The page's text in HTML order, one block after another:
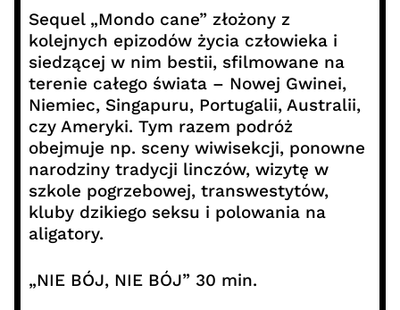
Sequel „Mondo cane” złożony z
kolejnych epizodów życia człowieka i
siedzącej w nim bestii, sfilmowane na
terenie całego świata – Nowej Gwinei,
Niemiec, Singapuru, Portugalii, Australii,
czy Ameryki. Tym razem podróż
obejmuje np. sceny wiwisekcji, ponowne
narodziny tradycji linczów, wizytę w
szkole pogrzebowej, transwestytów,
kluby dzikiego seksu i polowania na
aligatory.
„NIE BÓJ, NIE BÓJ” 30 min.